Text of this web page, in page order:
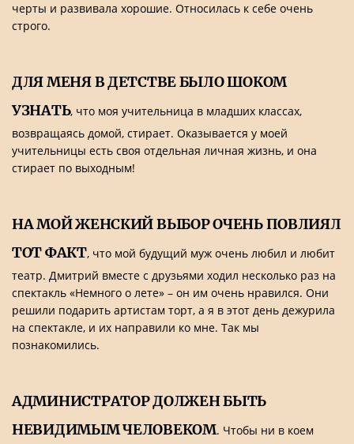
черты и развивала хорошие. Относилась к себе очень
строго.
ДЛЯ МЕНЯ В ДЕТСТВЕ БЫЛО ШОКОМ
УЗНАТЬ, что моя учительница в младших классах,
возвращаясь домой, стирает. Оказывается у моей
учительницы есть своя отдельная личная жизнь, и она
стирает по выходным!
НА МОЙ ЖЕНСКИЙ ВЫБОР ОЧЕНЬ ПОВЛИЯЛ
ТОТ ФАКТ, что мой будущий муж очень любил и любит
театр. Дмитрий вместе с друзьями ходил несколько раз на
спектакль «Немного о лете» – он им очень нравился. Они
решили подарить артистам торт, а я в этот день дежурила
на спектакле, и их направили ко мне. Так мы
познакомились.
АДМИНИСТРАТОР ДОЛЖЕН БЫТЬ
НЕВИДИМЫМ ЧЕЛОВЕКОМ. Чтобы ни в коем